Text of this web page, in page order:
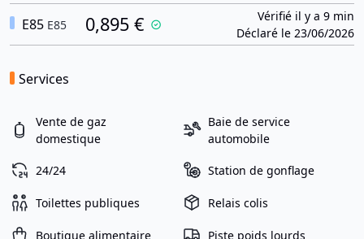
E85 E85 0,895 €
Vérifié il y a 9 min
Déclaré le 23/06/2026
Services
Vente de gaz
domestique
Baie de service
automobile
24/24 Station de gonflage
Toilettes publiques Relais colis
Boutique alimentaire Piste poids lourds